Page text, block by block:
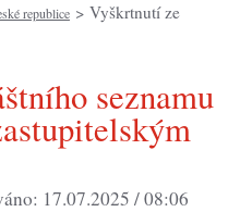
republice> Vyškrtnutí ze
17.07.2025 / 08:06